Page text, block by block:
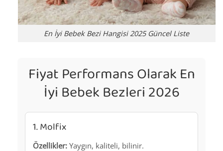
En İyi Bebek Bezi Hangisi 2025 Güncel Liste
Fiyat Performans Olarak En
İyi Bebek Bezleri 2026
1. Molfix
Özellikler: Yaygın, kaliteli, bilinir.